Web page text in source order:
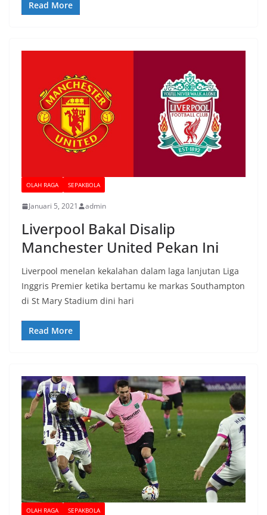
Read More
OLAH RAGA SEPAKBOLA
Januari 5, 2021 admin
Liverpool Bakal Disalip
Manchester United Pekan Ini
Liverpool menelan kekalahan dalam laga lanjutan Liga
Inggris Premier ketika bertamu ke markas Southampton
di St Mary Stadium dini hari
Read More
OLAH RAGA SEPAKBOLA